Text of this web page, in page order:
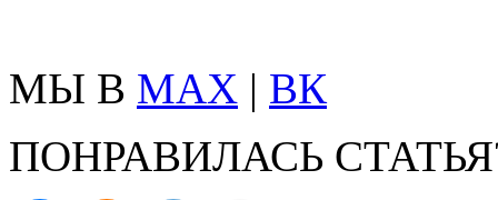
МЫ В MAX | ВК
ПОНРАВИЛАСЬ